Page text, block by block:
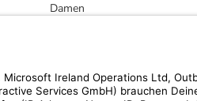
Damen
Marken